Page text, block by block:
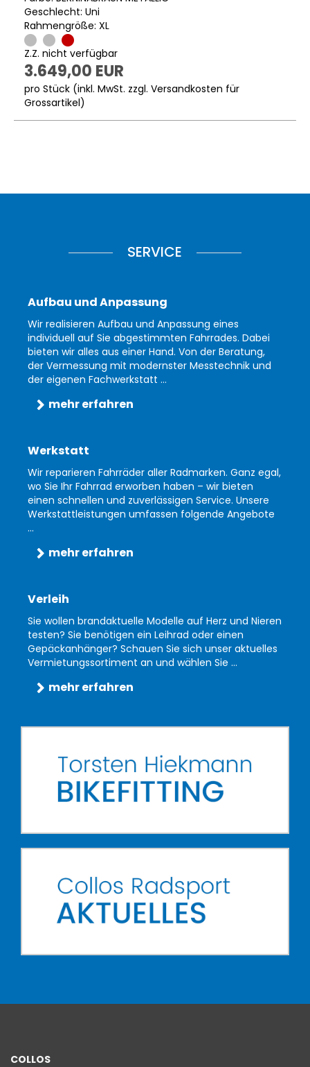
Geschlecht: Uni
Rahmengröße: XL
Z.Z. nicht verfügbar
3.649,00 EUR
pro Stück (inkl. MwSt. zzgl. Versandkosten für
Grossartikel)
SERVICE
Aufbau und Anpassung
Wir realisieren Aufbau und Anpassung eines
individuell auf Sie abgestimmten Fahrrades. Dabei
bieten wir alles aus einer Hand. Von der Beratung,
der Vermessung mit modernster Messtechnik und
der eigenen Fachwerkstatt ...
mehr erfahren
Werkstatt
Wir reparieren Fahrräder aller Radmarken. Ganz egal,
wo Sie Ihr Fahrrad erworben haben – wir bieten
einen schnellen und zuverlässigen Service. Unsere
Werkstattleistungen umfassen folgende Angebote
...
mehr erfahren
Verleih
Sie wollen brandaktuelle Modelle auf Herz und Nieren
testen? Sie benötigen ein Leihrad oder einen
Gepäckanhänger? Schauen Sie sich unser aktuelles
Vermietungssortiment an und wählen Sie ...
mehr erfahren
COLLOS